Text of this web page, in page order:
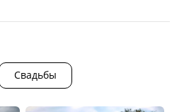
Свадьбы